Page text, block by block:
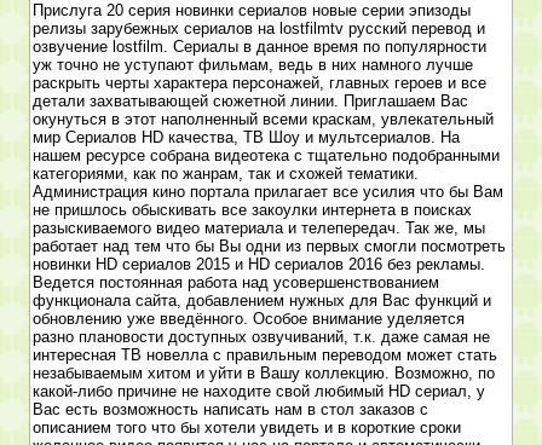
Прислуга 20 серия новинки сериалов новые серии эпизоды
релизы зарубежных сериалов на lostfilmtv русский перевод и
озвучение lostfilm. Сериалы в данное время по популярности
уж точно не уступают фильмам, ведь в них намного лучше
раскрыть черты характера персонажей, главных героев и все
детали захватывающей сюжетной линии. Приглашаем Вас
окунуться в этот наполненный всеми краскам, увлекательный
мир Сериалов HD качества, ТВ Шоу и мультсериалов. На
нашем ресурсе собрана видеотека с тщательно подобранными
категориями, как по жанрам, так и схожей тематики.
Администрация кино портала прилагает все усилия что бы Вам
не пришлось обыскивать все закоулки интернета в поисках
разыскиваемого видео материала и телепередач. Так же, мы
работает над тем что бы Вы одни из первых смогли посмотреть
новинки HD сериалов 2015 и HD сериалов 2016 без рекламы.
Ведется постоянная работа над усовершенствованием
функционала сайта, добавлением нужных для Вас функций и
обновлению уже введённого. Особое внимание уделяется
разно плановости доступных озвучиваний, т.к. даже самая не
интересная ТВ новелла с правильным переводом может стать
незабываемым хитом и уйти в Вашу коллекцию. Возможно, по
какой-либо причине не находите свой любимый HD сериал, у
Вас есть возможность написать нам в стол заказов с
описанием того что бы хотели увидеть и в короткие сроки